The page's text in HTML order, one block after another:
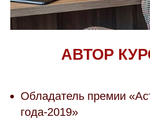
АВТОР
Обладатель премии
года-2019»